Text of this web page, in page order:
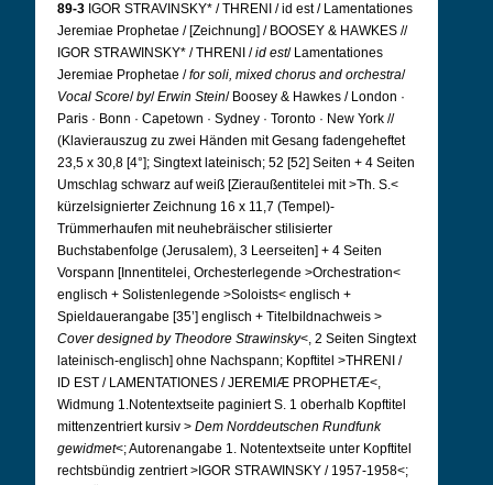
89-3 IGOR STRAVINSKY* / THRENI / id est / Lamentationes
Jeremiae Prophetae / [Zeichnung] / BOOSEY & HAWKES //
IGOR STRAWINSKY* / THRENI /id est/ Lamentationes
Jeremiae Prophetae /for soli, mixed chorus and orchestra/
Vocal Score/by/Erwin Stein/ Boosey & Hawkes / London ·
Paris · Bonn · Capetown · Sydney · Toronto · New York //
(Klavierauszug zu zwei Händen mit Gesang fadengeheftet
23,5 x 30,8 [4°]; Singtext lateinisch; 52 [52] Seiten + 4 Seiten
Umschlag schwarz auf weiß [Zieraußentitelei mit >Th. S.<
kürzelsignierter Zeichnung 16 x 11,7 (Tempel)-
Trümmerhaufen mit neuhebräischer stilisierter
Buchstabenfolge (Jerusalem), 3 Leerseiten] + 4 Seiten
Vorspann [Innentitelei, Orchesterlegende >Orchestration<
englisch + Solistenlegende >Soloists< englisch +
Spieldauerangabe [35’] englisch + Titelbildnachweis >
Cover designed by Theodore Strawinsky<, 2 Seiten Singtext
lateinisch-englisch] ohne Nachspann; Kopftitel >THRENI /
ID EST / LAMENTATIONES / JEREMIÆ PROPHETÆ<,
Widmung 1.Notentextseite paginiert S. 1 oberhalb Kopftitel
mittenzentriert kursiv > Dem Norddeutschen Rundfunk
gewidmet<; Autorenangabe 1. Notentextseite unter Kopftitel
rechtsbündig zentriert >IGOR STRAWINSKY / 1957-1958<;